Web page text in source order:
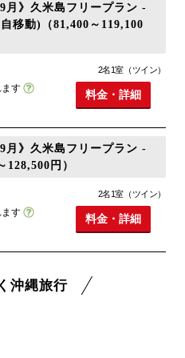
月》久米島フリープラン -
移動)（81,400～119,100
す
2名1室（ツイン）
料金・詳細
月》久米島フリープラン -
128,500円）
す
2名1室（ツイン）
料金・詳細
沖縄旅行